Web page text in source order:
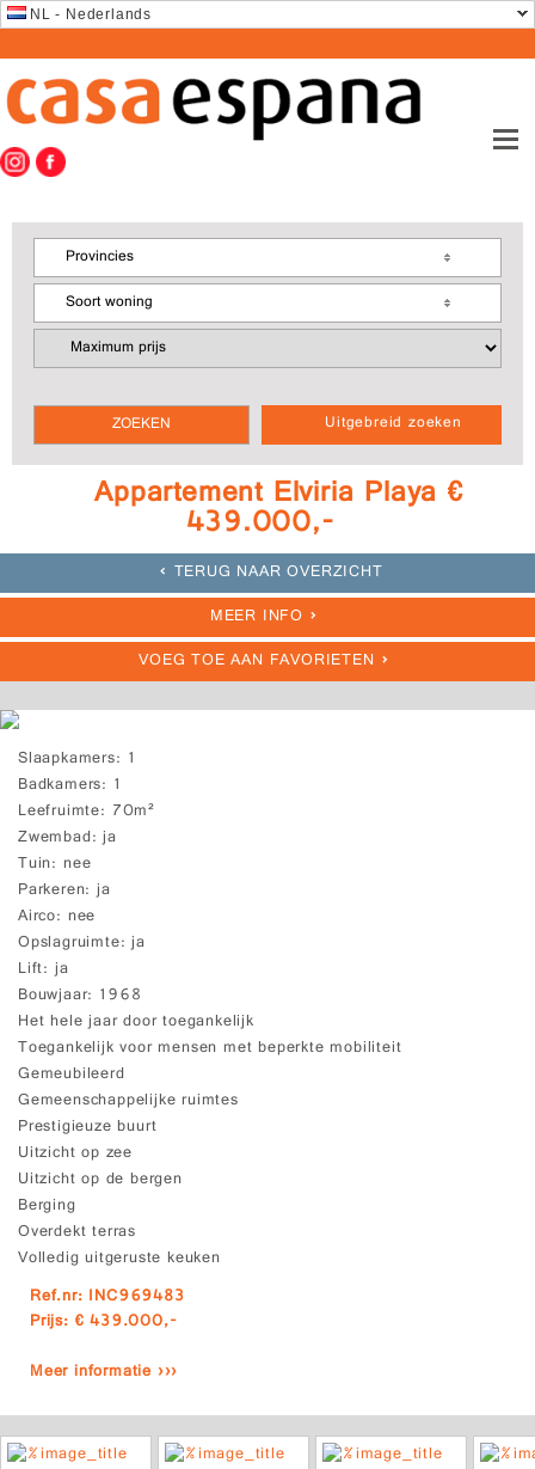
NL - Nederlands
Uitgebreid zoeken
Provincies
Soort woning
Appartement Elviria Playa €
439.000,-
TERUG NAAR OVERZICHT
MEER INFO
VOEG TOE AAN FAVORIETEN
Slaapkamers 1
Badkamers 1
Leefruimte 70m²
Zwembad ja
Tuin nee
Parkeren ja
Airco nee
Opslagruimte ja
Lift ja
Bouwjaar 1968
Het hele jaar door toegankelijk
Toegankelijk voor mensen met beperkte mobiliteit
Gemeubileerd
Gemeenschappelijke ruimtes
Prestigieuze buurt
Uitzicht op zee
Uitzicht op de bergen
Berging
Overdekt terras
Volledig uitgeruste keuken
Ref.nr: INC969483
Prijs: € 439.000,-
Meer informatie ›››